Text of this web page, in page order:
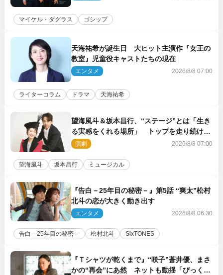
マイケル・ダグラス ゴシップ
天海祐希が誕生日 大ヒット主演作『女王の
教室』児童役キャストたちの現在
エンタメ 2026/8/8 07:00
ライターコラム ドラマ 天海祐希
望海風斗＆坂本昌行、“ステージ”とは「生き
る実感をくれる場所」 トップを走り続ける
原動力を語る
演劇 2026/8/8 07:00
望海風斗 坂本昌行 ミュージカル
『告白－25年目の秘密－』第5話 “爽太”松村
北斗の恋が大きく動き出す
エンタメ 2026/8/8 06:30
告白－25年目の秘密－ 松村北斗 SixTONES
『Ｔシャツが乾くまで』“咲子”蒼井優、まさ
かの“再会”にあ然 ネットも動揺「びっくり